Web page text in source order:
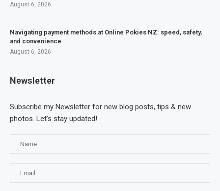
August 6, 2026
Navigating payment methods at Online Pokies NZ: speed, safety,
and convenience
August 6, 2026
Newsletter
Subscribe my Newsletter for new blog posts, tips & new
photos. Let's stay updated!